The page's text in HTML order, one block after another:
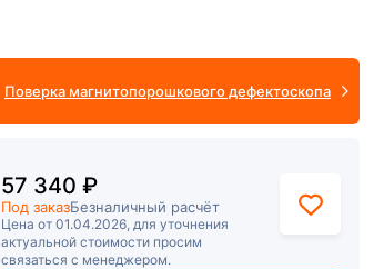
Поверка магнитопорошкового дефектоскопа
57 340 ₽
Под заказБезналичный расчёт
Цена от 01.04.2026, для уточнения
актуальной стоимости просим
связаться с менеджером.